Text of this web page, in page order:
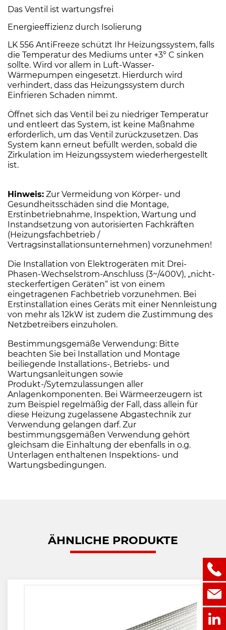
Das Ventil ist wartungsfrei
Energieeffizienz durch Isolierung
LK 556 AntiFreeze schützt Ihr Heizungssystem, falls
die Temperatur des Mediums unter +3° C sinken
sollte. Wird vor allem in Luft-Wasser-
Wärmepumpen eingesetzt. Hierdurch wird
verhindert, dass das Heizungssystem durch
Einfrieren Schaden nimmt.
Öffnet sich das Ventil bei zu niedriger Temperatur
und entleert das System, ist keine Maßnahme
erforderlich, um das Ventil zurückzusetzen. Das
System kann erneut befüllt werden, sobald die
Zirkulation im Heizungssystem wiederhergestellt
ist.
Hinweis: Zur Vermeidung von Körper- und
Gesundheitsschäden sind die Montage,
Erstinbetriebnahme, Inspektion, Wartung und
Instandsetzung von autorisierten Fachkräften
(Heizungsfachbetrieb /
Vertragsinstallationsunternehmen) vorzunehmen!
Die Installation von Elektrogeräten mit Drei-
Phasen-Wechselstrom-Anschluss (3~/400V), „nicht-
steckerfertigen Geräten“ ist von einem
eingetragenen Fachbetrieb vorzunehmen. Bei
Erstinstallation eines Geräts mit einer Nennleistung
von mehr als 12kW ist zudem die Zustimmung des
Netzbetreibers einzuholen.
Bestimmungsgemäße Verwendung: Bitte
beachten Sie bei Installation und Montage
beiliegende Installations-, Betriebs- und
Wartungsanleitungen sowie
Produkt-/Sytemzulassungen aller
Anlagenkomponenten. Bei Wärmeerzeugern ist
zum Beispiel regelmäßig der Fall, dass allein für
diese Heizung zugelassene Abgastechnik zur
Verwendung gelangen darf. Zur
bestimmungsgemäßen Verwendung gehört
gleichsam die Einhaltung der ebenfalls in o.g.
Unterlagen enthaltenen Inspektions- und
Wartungsbedingungen.
ÄHNLICHE PRODUKTE